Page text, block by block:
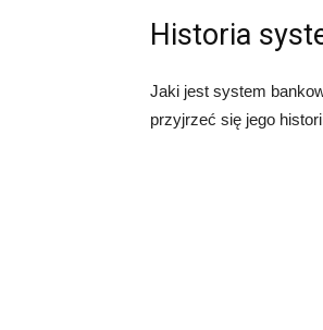
Historia
Jaki jest system
przyjrzeć się jego